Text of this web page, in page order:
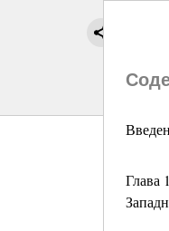
Глава